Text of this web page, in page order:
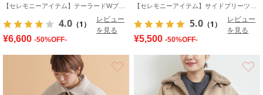
4.0 （1）
レビュー
を見る
¥6,600 -50%OFF-
5.0 （1）
レビュー
を見る
¥5,500 -50%OFF-